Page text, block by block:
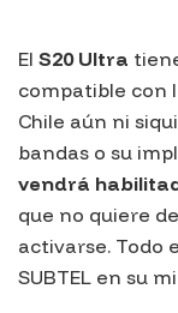
El S20 Ultra
compatible con
Chile aún ni
bandas o su
vendrá
que no quiere
activarse. Todo
SUBTEL en su